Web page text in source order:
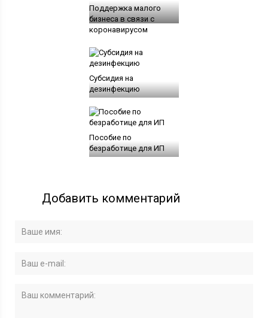
Поддержка малого
бизнеса в связи с
коронавирусом
Субсидия на
дезинфекцию
Пособие по
безработице для ИП
Добавить комментарий